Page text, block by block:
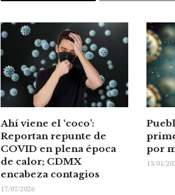
Ahí viene el ‘coco’:
Reportan repunte de
COVID en plena época
de calor; CDMX
encabeza contagios
17/07/2026
por
13/01/